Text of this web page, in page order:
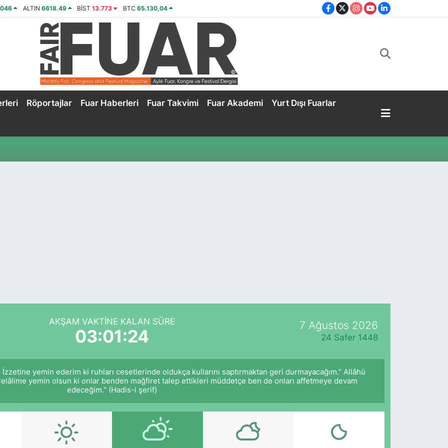
ALTIN 6618.49 BİST13.773 BTC 65.130,04
Röportajlar Fuar Haberleri Fuar Takvimi Fuar Akademi Yurt Dışı Fuarlar
AKŞAM VAKTINE KALAN SÜRE
03:01:24
7 Ağustos 2026
24 Safer 1448
yemin ederim ki ruhları cesetlerinde oldukça kullarını saptırmaktan geri durmayacağım." Allâhü
yemin olsun ki onlar benden mağfiret talep ettikleri müddetçe ben de onları affetmeye devam
edeceğim." (Hadis-i şerif)